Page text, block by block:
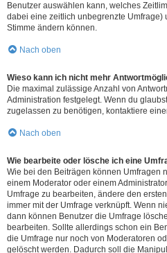
Benutzer auswählen kann, welches
dabei eine zeitlich unbegrenzte Umfrage)
Stimme ändern können.
Nach oben
Wieso kann ich nicht mehr
Die maximal zulässige Anzahl von
Administration festgelegt. Wenn du
zugelassen zu benötigen, kontaktiere
Nach oben
Wie bearbeite oder lösche ich eine
Wie bei den Beiträgen können Umfragen
einem Moderator oder einem
Umfrage zu bearbeiten, ändere den
immer mit der Umfrage verknüpft. Wenn
dann können Benutzer die Umfrage
bearbeiten. Sollte allerdings schon ein
die Umfrage nur noch von Moderatoren
gelöscht werden. Dadurch soll die